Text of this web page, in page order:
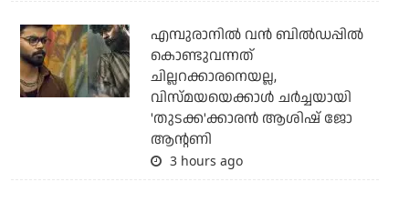
എമ്പുരാനില്‍ വന്‍ ബില്‍ഡപ്പില്‍
കൊണ്ടുവന്നത്
ചില്ലറക്കാരനെയല്ല,
വിസ്മയയെക്കാള്‍ ചര്‍ച്ചയായി
'തുടക്ക'ക്കാരന്‍ ആശിഷ് ജോ
ആന്റണി
3 hours ago